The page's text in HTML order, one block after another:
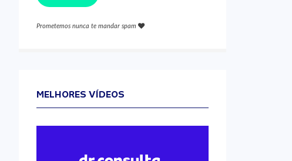
Prometemos nunca te mandar spam
MELHORES VÍDEOS